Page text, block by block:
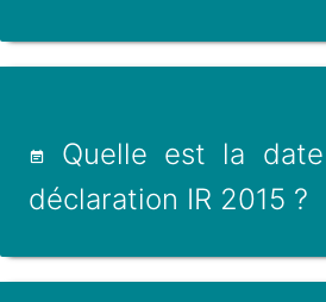
Quelle est la
déclaration IR 2015 ?